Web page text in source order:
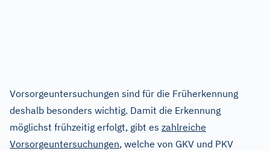
Vorsorgeuntersuchungen sind für die Früherkennung
deshalb besonders wichtig. Damit die Erkennung
möglichst frühzeitig erfolgt, gibt es zahlreiche
Vorsorgeuntersuchungen, welche von GKV und PKV